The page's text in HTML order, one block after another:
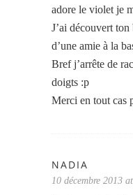
adore le violet je
J’ai découvert
d’une amie à la
Bref j’arrête de
doigts :p
Merci en tout cas
NADIA
10 décembre 2013